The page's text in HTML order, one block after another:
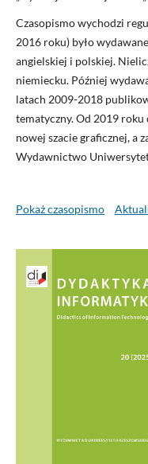
Czasopismo wychodzi
2016 roku) było
angielskiej i polskiej.
niemiecku. Później
latach 2009-2018
tematyczny. Od 2019
nowej szacie graficznej, a
Wydawnictwo
Pokaż czasopismo